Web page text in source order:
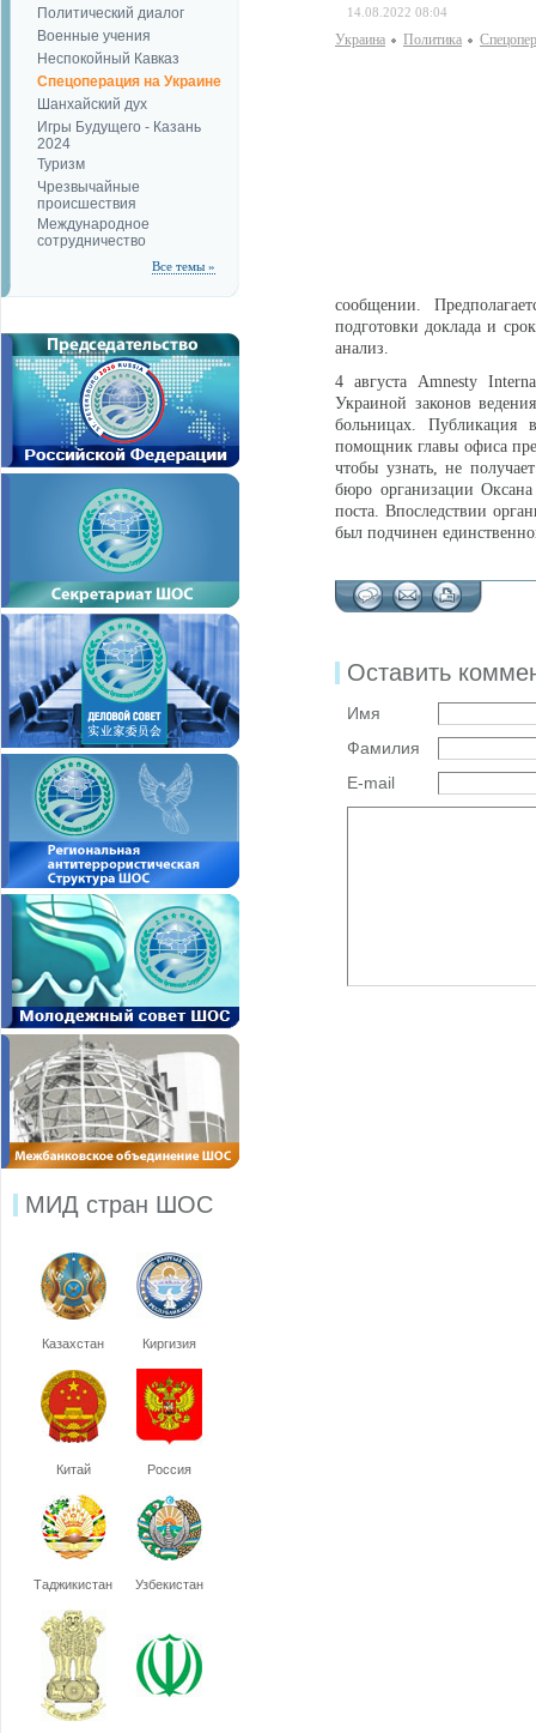
Политический диалог
Военные учения
Неспокойный Кавказ
Спецоперация на Украине
Шанхайский дух
Игры Будущего - Казань
2024
Туризм
Чрезвычайные
происшествия
Международное
сотрудничество
Все темы »
МИД стран ШОС
Казахстан Киргизия
Китай Россия
Таджикистан Узбекистан
14.08.2022 08:04
Украина Политика
сообщении.
подготовки доклада и
анализ.
4 августа Amnesty
Украиной законов
больницах. Публикация
помощник главы офиса
чтобы узнать, не
бюро организации
поста. Впоследствии
был подчинен
Оставить
Имя
Фамилия
E-mail